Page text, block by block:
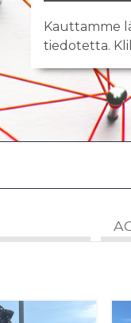
Kauttamme
tiedotetta.